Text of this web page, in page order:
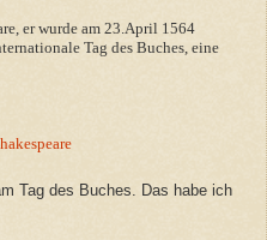
er wurde am 23.April 1564
Tag des Buches, eine
Tag des Buches. Das habe ich